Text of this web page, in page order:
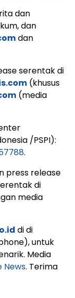
dan
dan
dan
serentak di
(khusus
(media
/PSPI):
.
press release
di
media
di di
untuk
Media
News. Terima